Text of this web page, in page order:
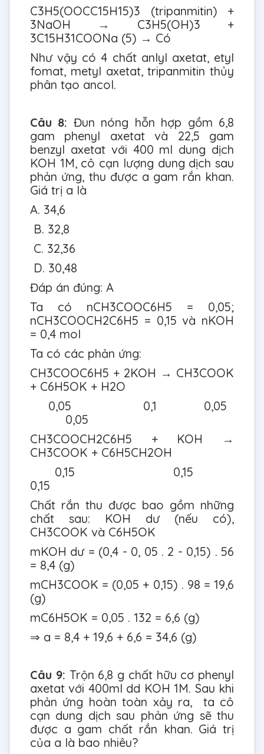
C3H5(OOCC15H15)3 (tripanmitin) +
3NaOH → C3H5(OH)3 +
3C15H31COONa (5) → Có
Như vậy có 4 chất anlyl axetat, etyl
fomat, metyl axetat, tripanmitin thủy
phân tạo ancol.
Câu 8: Đun nóng hỗn hợp gồm 6,8
gam phenyl axetat và 22,5 gam
benzyl axetat với 400 ml dung dịch
KOH 1M, cô cạn lượng dung dịch sau
phản ứng, thu được a gam rắn khan.
Giá trị a là
A. 34,6
B. 32,8
C. 32,36
D. 30,48
Đáp án đúng: A
Ta có nCH3COOC6H5 = 0,05;
nCH3COOCH2C6H5 = 0,15 và nKOH
= 0,4 mol
Ta có các phản ứng:
CH3COOC6H5 + 2KOH → CH3COOK
+ C6H5OK + H2O
0,05 0,1 0,05
0,05
CH3COOCH2C6H5 + KOH →
CH3COOK + C6H5CH2OH
0,15 0,15
0,15
Chất rắn thu được bao gồm những
chất sau: KOH dư (nếu có),
CH3COOK và C6H5OK
mKOH dư = (0,4 - 0, 05 . 2 - 0,15) . 56
= 8,4 (g)
mCH3COOK = (0,05 + 0,15) . 98 = 19,6
(g)
mC6H5OK = 0,05 . 132 = 6,6 (g)
⇒ a = 8,4 + 19,6 + 6,6 = 34,6 (g)
Câu 9: Trộn 6,8 g chất hữu cơ phenyl
axetat với 400ml dd KOH 1M. Sau khi
phản ứng hoàn toàn xảy ra, ta cô
cạn dung dịch sau phản ứng sẽ thu
được a gam chất rắn khan. Giá trị
của a là bao nhiêu?